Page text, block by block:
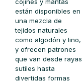
cojines y mantas
están disponibles en
una mezcla de
tejidos naturales
como algodón y lino,
y ofrecen patrones
que van desde rayas
sutiles hasta
divertidas formas